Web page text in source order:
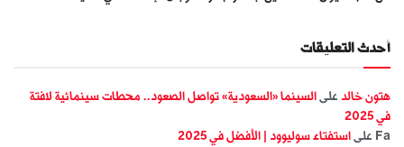
أحدث التعليقات
هتون خالد على السينما «السعودية» تواصل الصعود.. محطات سينمائية لافتة
في 2025
Fa على استفتاء سوليوود | الأفضل في 2025